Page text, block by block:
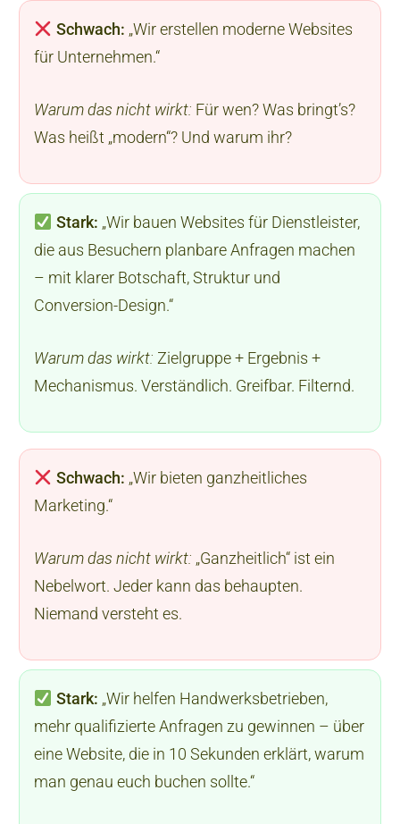
Schwach: „Wir erstellen moderne Websites
für Unternehmen.“
Warum das nicht wirkt: Für wen? Was bringt’s?
Was heißt „modern“? Und warum ihr?
Stark: „Wir bauen Websites für Dienstleister,
die aus Besuchern planbare Anfragen machen
– mit klarer Botschaft, Struktur und
Conversion-Design.“
Warum das wirkt: Zielgruppe + Ergebnis +
Mechanismus. Verständlich. Greifbar. Filternd.
Schwach: „Wir bieten ganzheitliches
Marketing.“
Warum das nicht wirkt: „Ganzheitlich“ ist ein
Nebelwort. Jeder kann das behaupten.
Niemand versteht es.
Stark: „Wir helfen Handwerksbetrieben,
mehr qualifizierte Anfragen zu gewinnen – über
eine Website, die in 10 Sekunden erklärt, warum
man genau euch buchen sollte.“